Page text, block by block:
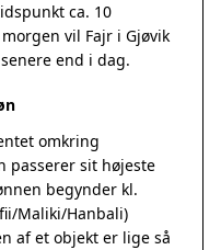
ca. 10
vil Fajr i Gjøvik
end i dag.
omkring
passerer sit højeste
begynder kl.
Maliki/Hanbali)
af et objekt er lige så